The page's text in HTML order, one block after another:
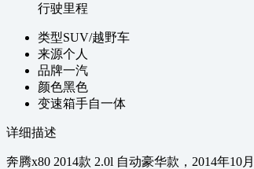
行驶里程
类型SUV/越野车
来源个人
品牌一汽
颜色黑色
变速箱手自一体
详细描述
奔腾x80 2014款 2.0l 自动豪华款，2014年